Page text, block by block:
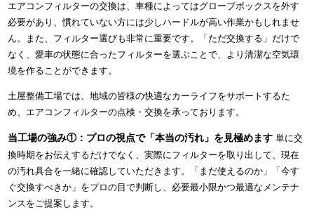
エアコンフィルターの交換は、車種によってはグローブボックスを外す
必要があり、慣れていない方には少しハードルが高い作業かもしれませ
ん。また、フィルター選びも非常に重要です。「ただ交換する」だけで
なく、愛車の状態に合ったフィルターを選ぶことで、より清潔な空気環
境を作ることができます。
土屋整備工場では、地域の皆様の快適なカーライフをサポートするた
め、エアコンフィルターの点検・交換を承っております。
当工場の強み①：プロの視点で「本当の汚れ」を見極めます単に交
換時期をお伝えするだけでなく、実際にフィルターを取り出して、現在
の汚れ具合を一緒に確認していただきます。「まだ使えるのか」「今す
ぐ交換すべきか」をプロの目で判断し、必要最小限かつ最適なメンテナ
ンスをご提案します。